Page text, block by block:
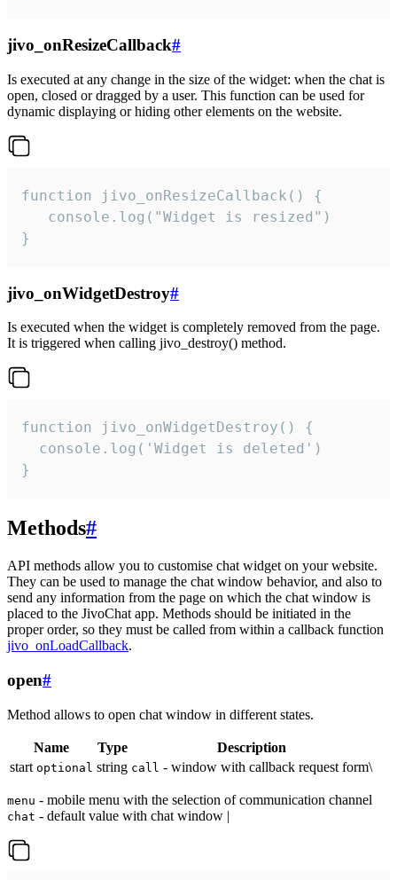
jivo_onResizeCallback#
Is executed at any change in the size of the widget: when the chat is
open, closed or dragged by a user. This function can be used for
dynamic displaying or hiding other elements on the website.
function jivo_onResizeCallback() {
   console.log("Widget is resized")
}
jivo_onWidgetDestroy#
Is executed when the widget is completely removed from the page.
It is triggered when calling jivo_destroy() method.
function jivo_onWidgetDestroy() {
  console.log('Widget is deleted')
}
Methods#
API methods allow you to customise chat widget on your website.
They can be used to manage the chat window behavior, and also to
send any information from the page on which the chat window is
placed to the JivoChat app. Methods should be initiated in the
proper order, so they must be called from within a callback function
jivo_onLoadCallback.
open#
Method allows to open chat window in different states.
Name Type
Description
start optional string call - window with callback request form\
menu - mobile menu with the selection of communication channel
chat - default value with chat window |